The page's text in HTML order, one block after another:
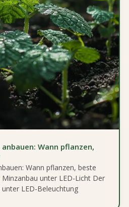
Wann pflanzen,
Wann pflanzen, beste
unter LED-Licht Der
LED-Beleuchtung